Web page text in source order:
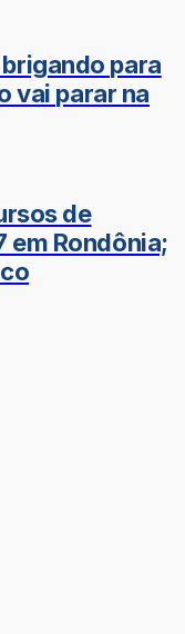
para
vai parar na
de
em Rondônia;